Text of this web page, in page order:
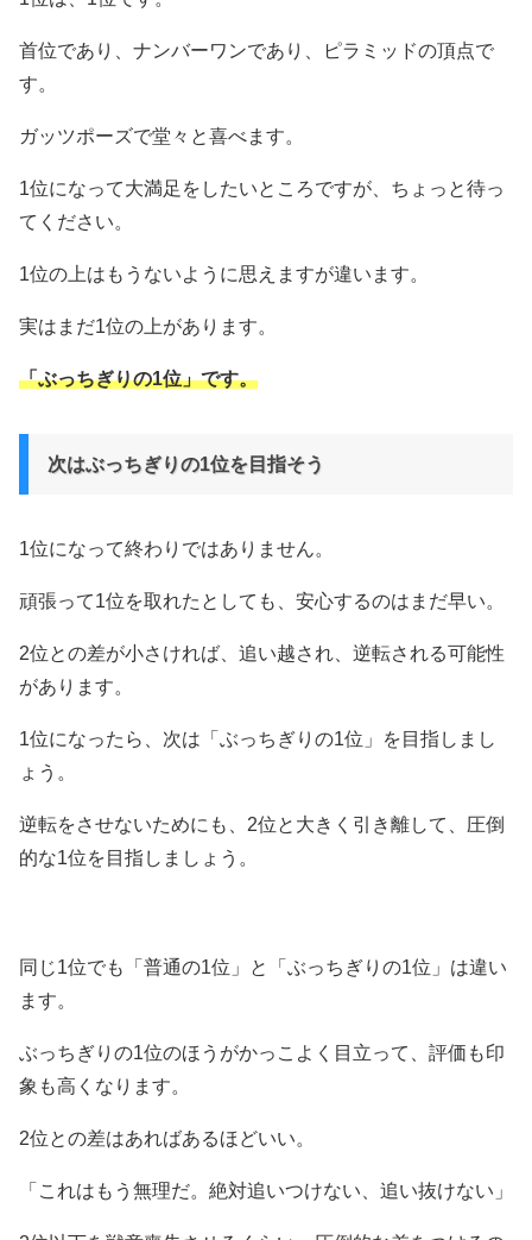
首位であり、ナンバーワンであり、ピラミッドの頂点で
す。
ガッツポーズで堂々と喜べます。
1位になって大満足をしたいところですが、ちょっと待っ
てください。
1位の上はもうないように思えますが違います。
実はまだ1位の上があります。
「ぶっちぎりの1位」です。
次はぶっちぎりの1位を目指そう
1位になって終わりではありません。
頑張って1位を取れたとしても、安心するのはまだ早い。
2位との差が小さければ、追い越され、逆転される可能性
があります。
1位になったら、次は「ぶっちぎりの1位」を目指しまし
ょう。
逆転をさせないためにも、2位と大きく引き離して、圧倒
的な1位を目指しましょう。
同じ1位でも「普通の1位」と「ぶっちぎりの1位」は違い
ます。
ぶっちぎりの1位のほうがかっこよく目立って、評価も印
象も高くなります。
2位との差はあればあるほどいい。
「これはもう無理だ。絶対追いつけない、追い抜けない」